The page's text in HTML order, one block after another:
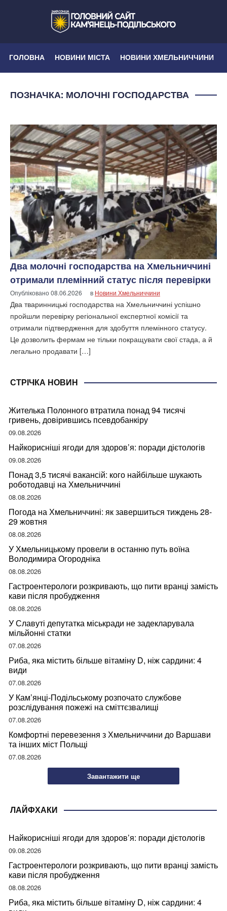
ГОЛОВНА НОВИНИ МІСТА НОВИНИ ХМЕЛЬНИЧЧИНИ
ПОЗНАЧКА: МОЛОЧНІ ГОСПОДАРСТВА
Два молочні господарства на Хмельниччині
отримали племінний статус після перевірки
Опубліковано08.06.2026 в Новини Хмельниччини
Два тваринницькі господарства на Хмельниччині успішно
пройшли перевірку регіональної експертної комісії та
отримали підтвердження для здобуття племінного статусу.
Це дозволить фермам не тільки покращувати свої стада, а й
легально продавати […]
СТРІЧКА НОВИН
Жителька Полонного втратила понад 94 тисячі
гривень, довірившись псевдобанкіру
09.08.2026
Найкорисніші ягоди для здоров’я: поради дієтологів
09.08.2026
Понад 3,5 тисячі вакансій: кого найбільше шукають
роботодавці на Хмельниччині
08.08.2026
Погода на Хмельниччині: як завершиться тиждень 28-
29 жовтня
08.08.2026
У Хмельницькому провели в останню путь воїна
Володимира Огородніка
08.08.2026
Гастроентерологи розкривають, що пити вранці замість
кави після пробудження
08.08.2026
У Славуті депутатка міськради не задекларувала
мільйонні статки
07.08.2026
Риба, яка містить більше вітаміну D, ніж сардини: 4
види
07.08.2026
У Кам’янці-Подільському розпочато службове
розслідування пожежі на сміттєзвалищі
07.08.2026
Комфортні перевезення з Хмельниччини до Варшави
та інших міст Польщі
07.08.2026
Завантажити ще
ЛАЙФХАКИ
Найкорисніші ягоди для здоров’я: поради дієтологів
09.08.2026
Гастроентерологи розкривають, що пити вранці замість
кави після пробудження
08.08.2026
Риба, яка містить більше вітаміну D, ніж сардини: 4